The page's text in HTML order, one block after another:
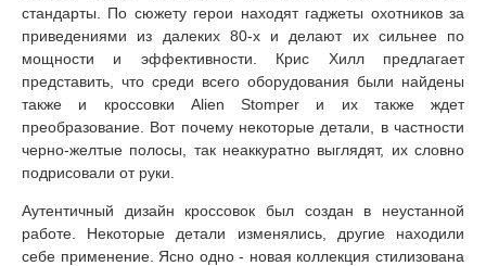
стандарты. По сюжету герои находят гаджеты охотников за
приведениями из далеких 80-х и делают их сильнее по
мощности и эффективности. Крис Хилл предлагает
представить, что среди всего оборудования были найдены
также и кроссовки Alien Stomper и их также ждет
преобразование. Вот почему некоторые детали, в частности
черно-желтые полосы, так неаккуратно выглядят, их словно
подрисовали от руки.
Аутентичный дизайн кроссовок был создан в неустанной
работе. Некоторые детали изменялись, другие находили
себе применение. Ясно одно - новая коллекция стилизована